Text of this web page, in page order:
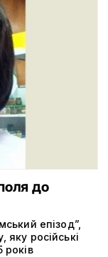
до
епізод”,
російські
років